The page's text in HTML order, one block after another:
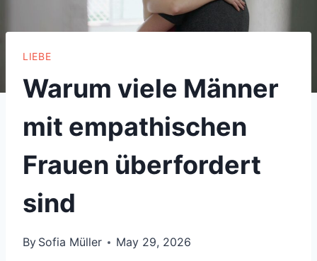
LIEBE
Warum viele Männer
mit empathischen
Frauen überfordert
sind
By Sofia Müller May 29, 2026